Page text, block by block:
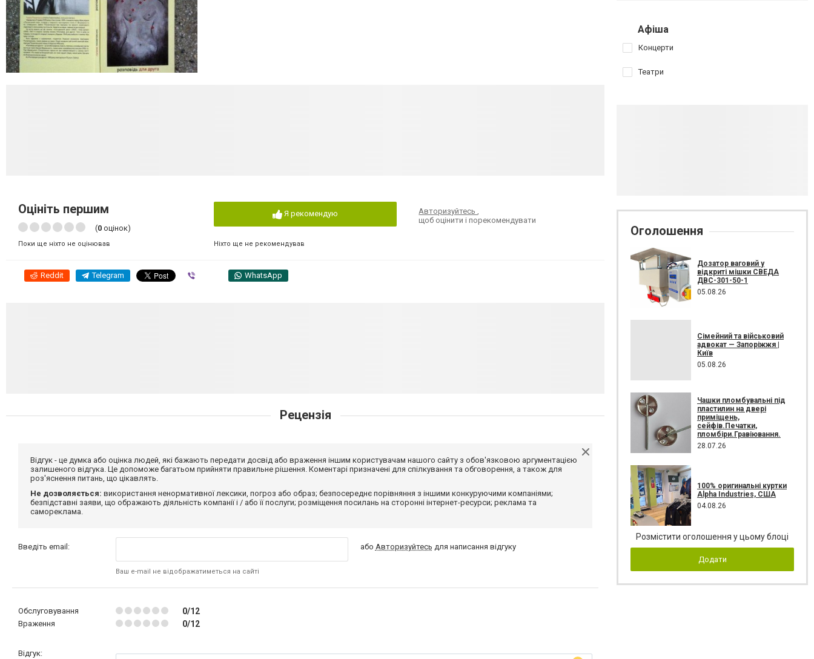
Оцініть першим
(0 оцінок)
Поки ще ніхто не оцінював
Я рекомендую
Ніхто ще не рекомендував
Авторизуйтесь,
щоб оцінити і порекомендувати
Reddit Telegram WhatsApp
Рецензія
Відгук - це думка або оцінка людей, які бажають передати досвід або враження іншим користувачам нашого сайту з обов'язковою аргументацією
залишеного відгука. Це допоможе багатьом прийняти правильне рішення. Коментарі призначені для спілкування та обговорення, а також для
роз'яснення питань, що цікавлять.
Не дозволяється: використання ненормативної лексики, погроз або образ; безпосереднє порівняння з іншими конкуруючими компаніями;
безпідставні заяви, що ображають діяльність компанії і / або її послуги; розміщення посилань на сторонні інтернет-ресурси; реклама та
самореклама.
Введіть email:
Ваш e-mail не відображатиметься на сайті
або Авторизуйтесь для написання відгуку
Обслуговування 0/12
Враження 0/12
Відгук:
Афіша
Концерти
Театри
Оголошення
Дозатор ваговий у
відкриті мішки СВЕДА
ДВС-301-50-1
05.08.26
Сімейний та військовий
адвокат — Запоріжжя |
Київ
05.08.26
Чашки пломбувальні під
пластилин на двері
приміщень,
сейфів.Печатки,
пломбіри.Гравіювання.
28.07.26
100% оригинальні куртки
Alpha Industries, США
04.08.26
Розмістити оголошення у цьому блоці
Додати